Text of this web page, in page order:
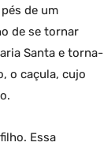
de um
de se tornar
Santa e torna-
o caçula, cujo
Essa